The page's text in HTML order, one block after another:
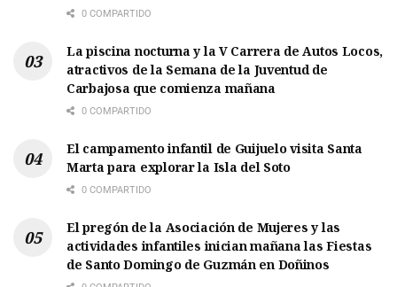
0 COMPARTIDO
La piscina nocturna y la V Carrera de Autos Locos,
atractivos de la Semana de la Juventud de
Carbajosa que comienza mañana
0 COMPARTIDO
El campamento infantil de Guijuelo visita Santa
Marta para explorar la Isla del Soto
0 COMPARTIDO
El pregón de la Asociación de Mujeres y las
actividades infantiles inician mañana las Fiestas
de Santo Domingo de Guzmán en Doñinos